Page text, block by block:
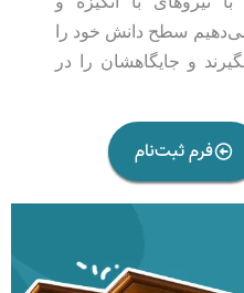
سطح دانش خود را
و جایگاهشان را در
فرم ثبت‌نام